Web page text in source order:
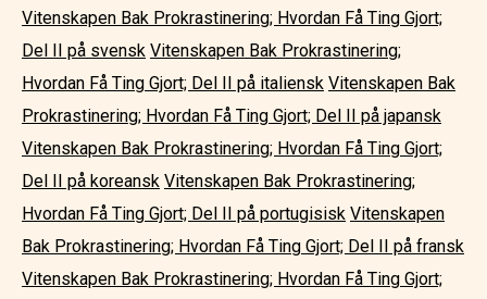
Vitenskapen Bak Prokrastinering; Hvordan Få Ting Gjort;
Del II på svensk Vitenskapen Bak Prokrastinering;
Hvordan Få Ting Gjort; Del II på italiensk Vitenskapen Bak
Prokrastinering; Hvordan Få Ting Gjort; Del II på japansk
Vitenskapen Bak Prokrastinering; Hvordan Få Ting Gjort;
Del II på koreansk Vitenskapen Bak Prokrastinering;
Hvordan Få Ting Gjort; Del II på portugisisk Vitenskapen
Bak Prokrastinering; Hvordan Få Ting Gjort; Del II på fransk
Vitenskapen Bak Prokrastinering; Hvordan Få Ting Gjort;